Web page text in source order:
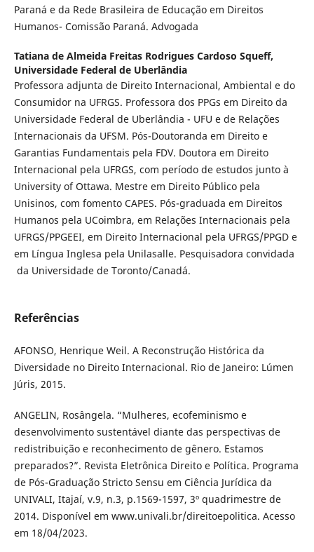
Paraná e da Rede Brasileira de Educação em Direitos
Humanos- Comissão Paraná. Advogada
Tatiana de Almeida Freitas Rodrigues Cardoso Squeff,
Universidade Federal de Uberlândia
Professora adjunta de Direito Internacional, Ambiental e do
Consumidor na UFRGS. Professora dos PPGs em Direito da
Universidade Federal de Uberlândia - UFU e de Relações
Internacionais da UFSM. Pós-Doutoranda em Direito e
Garantias Fundamentais pela FDV. Doutora em Direito
Internacional pela UFRGS, com período de estudos junto à
University of Ottawa. Mestre em Direito Público pela
Unisinos, com fomento CAPES. Pós-graduada em Direitos
Humanos pela UCoimbra, em Relações Internacionais pela
UFRGS/PPGEEI, em Direito Internacional pela UFRGS/PPGD e
em Língua Inglesa pela Unilasalle. Pesquisadora convidada
da Universidade de Toronto/Canadá.
Referências
AFONSO, Henrique Weil. A Reconstrução Histórica da
Diversidade no Direito Internacional. Rio de Janeiro: Lúmen
Júris, 2015.
ANGELIN, Rosângela. “Mulheres, ecofeminismo e
desenvolvimento sustentável diante das perspectivas de
redistribuição e reconhecimento de gênero. Estamos
preparados?”. Revista Eletrônica Direito e Política. Programa
de Pós-Graduação Stricto Sensu em Ciência Jurídica da
UNIVALI, Itajaí, v.9, n.3, p.1569-1597, 3º quadrimestre de
2014. Disponível em www.univali.br/direitoepolitica. Acesso
em 18/04/2023.